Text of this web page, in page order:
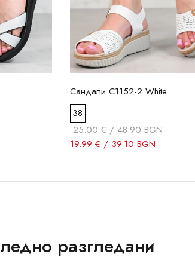
Сандали C1152-2 White
38
25.00 € / 48.90 BGN
19.99 € / 39.10 BGN
разгледани